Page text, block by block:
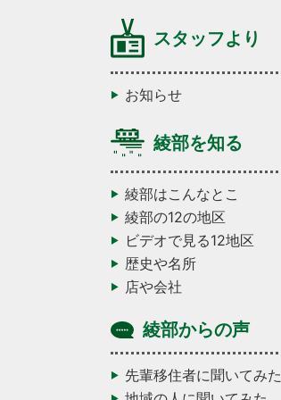
スタッフより
お知らせ
綾部を知る
綾部はこんなとこ
綾部の12の地区
ビデオで見る12地区
歴史や名所
店や会社
綾部からの声
先輩移住者に聞いてみた